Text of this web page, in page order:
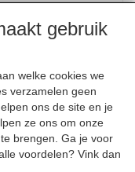
gebruik
welke cookies we
verzamelen geen
ons de site en je
ze ons om onze
brengen. Ga je voor
voordelen? Vink dan